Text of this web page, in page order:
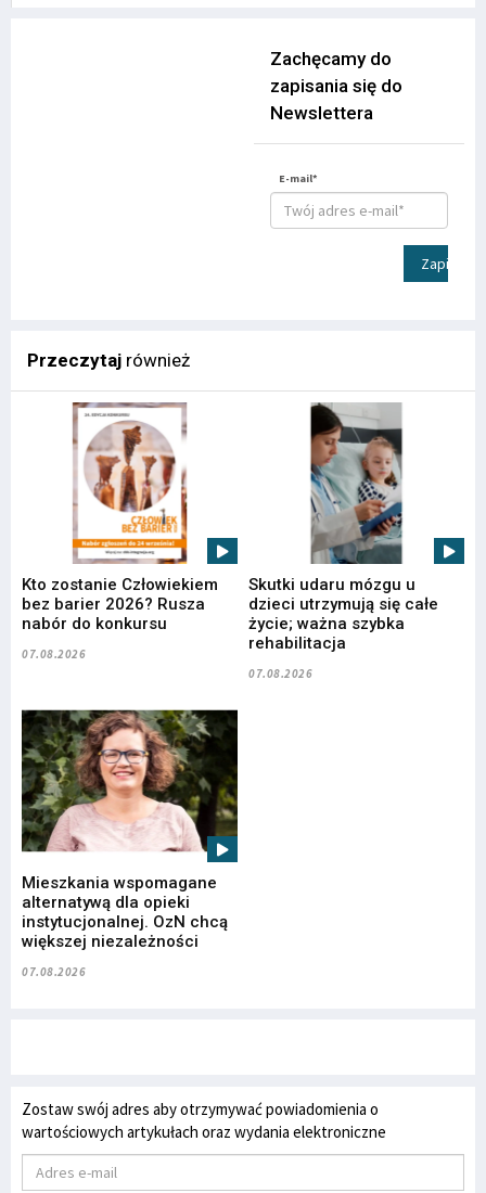
Zachęcamy do
zapisania się do
Newslettera
E-mail*
Zapisz
Przeczytaj również
Kto zostanie Człowiekiem
bez barier 2026? Rusza
nabór do konkursu
07.08.2026
Skutki udaru mózgu u
dzieci utrzymują się całe
życie; ważna szybka
rehabilitacja
07.08.2026
Mieszkania wspomagane
alternatywą dla opieki
instytucjonalnej. OzN chcą
większej niezależności
07.08.2026
Zostaw swój adres aby otrzymywać powiadomienia o
wartościowych artykułach oraz wydania elektroniczne